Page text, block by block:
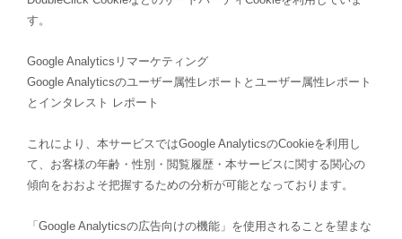
す。
Google Analyticsリマーケティング
Google Analyticsのユーザー属性レポートとユーザー属性レポート
とインタレスト レポート
これにより、本サービスではGoogle AnalyticsのCookieを利用し
て、お客様の年齢・性別・閲覧履歴・本サービスに関する関心の
傾向をおおよそ把握するための分析が可能となっております。
「Google Analyticsの広告向けの機能」を使用されることを望まな